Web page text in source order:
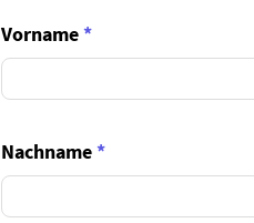
Vorname*
Nachname*